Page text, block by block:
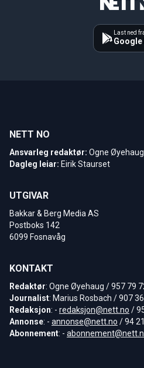
Last ned
Google
NETT NO
Ansvarleg redaktør: Ogne Øyehaug
Dagleg leiar: Eirik Staurset
UTGIVAR
Bakkar & Berg Media AS
Postboks 142
6099 Fosnavåg
KONTAKT
Redaktør: Ogne Øyehaug / 957 79
Journalist: Marius Rosbach / 907
Redaksjon: - redaksjon@nett.no /
Annonse: - annonse@nett.no / 94
Abonnement: -